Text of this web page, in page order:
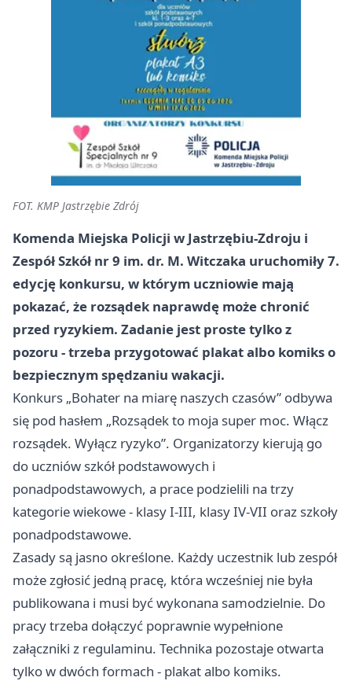
FOT. KMP Jastrzębie Zdrój
Komenda Miejska Policji w Jastrzębiu-Zdroju i
Zespół Szkół nr 9 im. dr. M. Witczaka uruchomiły 7.
edycję konkursu, w którym uczniowie mają
pokazać, że rozsądek naprawdę może chronić
przed ryzykiem. Zadanie jest proste tylko z
pozoru - trzeba przygotować plakat albo komiks o
bezpiecznym spędzaniu wakacji.
Konkurs „Bohater na miarę naszych czasów” odbywa
się pod hasłem „Rozsądek to moja super moc. Włącz
rozsądek. Wyłącz ryzyko”. Organizatorzy kierują go
do uczniów szkół podstawowych i
ponadpodstawowych, a prace podzielili na trzy
kategorie wiekowe - klasy I-III, klasy IV-VII oraz szkoły
ponadpodstawowe.
Zasady są jasno określone. Każdy uczestnik lub zespół
może zgłosić jedną pracę, która wcześniej nie była
publikowana i musi być wykonana samodzielnie. Do
pracy trzeba dołączyć poprawnie wypełnione
załączniki z regulaminu. Technika pozostaje otwarta
tylko w dwóch formach - plakat albo komiks.